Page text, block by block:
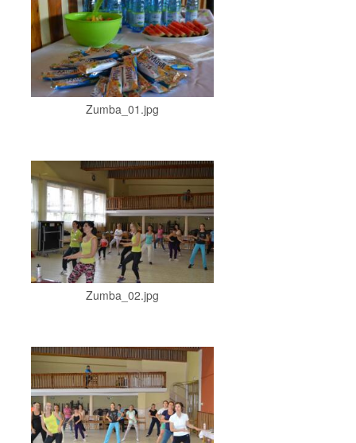
Zumba_01.jpg
Zumba_02.jpg